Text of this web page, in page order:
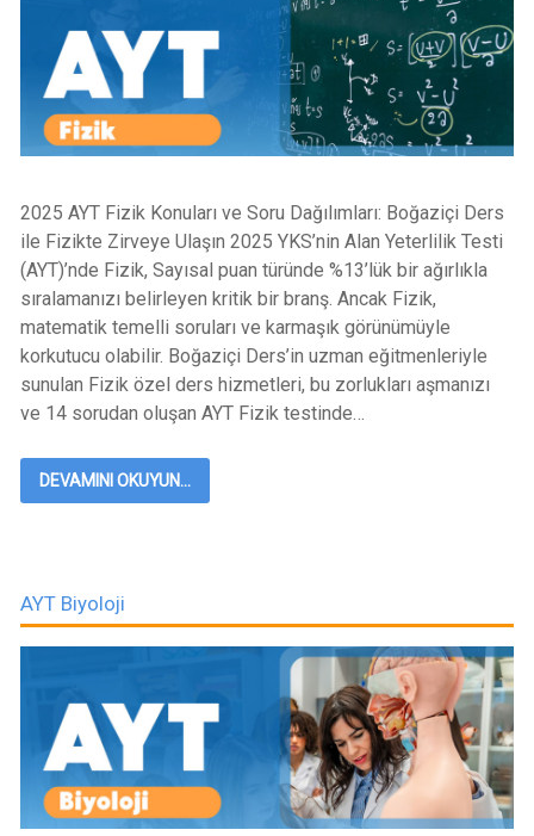
2025 AYT Fizik Konuları ve Soru Dağılımları: Boğaziçi Ders
ile Fizikte Zirveye Ulaşın 2025 YKS’nin Alan Yeterlilik Testi
(AYT)’nde Fizik, Sayısal puan türünde %13’lük bir ağırlıkla
sıralamanızı belirleyen kritik bir branş. Ancak Fizik,
matematik temelli soruları ve karmaşık görünümüyle
korkutucu olabilir. Boğaziçi Ders’in uzman eğitmenleriyle
sunulan Fizik özel ders hizmetleri, bu zorlukları aşmanızı
ve 14 sorudan oluşan AYT Fizik testinde…
DEVAMINI OKUYUN...
AYT Biyoloji